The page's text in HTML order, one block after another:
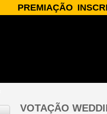
PREMIAÇÃO
VOTAÇÃO